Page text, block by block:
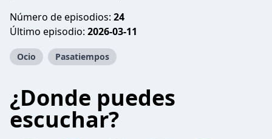
Número de episodios: 24
Último episodio: 2026-03-11
Ocio Pasatiempos
¿Donde puedes
escuchar?